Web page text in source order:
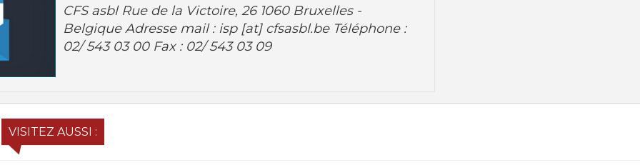
CFS asbl Rue de la Victoire, 26 1060 Bruxelles -
Belgique Adresse mail : isp [at] cfsasbl.be Téléphone :
02/ 543 03 00 Fax : 02/ 543 03 09
VISITEZ AUSSI :